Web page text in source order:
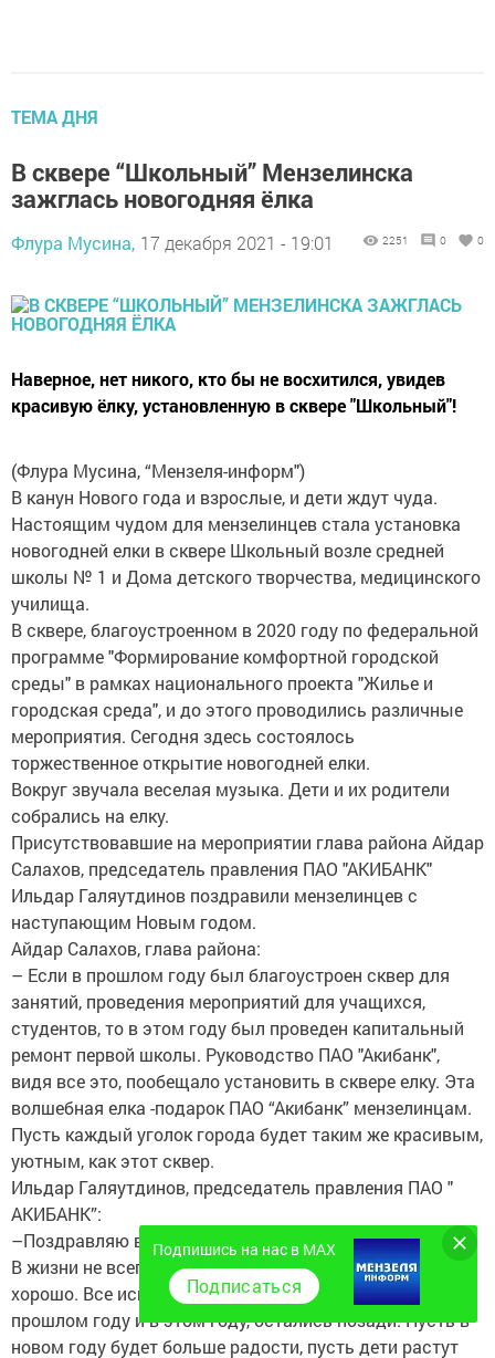
ТЕМА ДНЯ
В сквере “Школьный” Мензелинска
зажглась новогодняя ёлка
Флура Мусина, 17 декабря 2021 - 19:01 2251 0 0
Наверное, нет никого, кто бы не восхитился, увидев
красивую ёлку, установленную в сквере "Школьный"!
(Флура Мусина, “Мензеля-информ")
В канун Нового года и взрослые, и дети ждут чуда.
Настоящим чудом для мензелинцев стала установка
новогодней елки в сквере Школьный возле средней
школы № 1 и Дома детского творчества, медицинского
училища.
В сквере, благоустроенном в 2020 году по федеральной
программе "Формирование комфортной городской
среды" в рамках национального проекта "Жилье и
городская среда", и до этого проводились различные
мероприятия. Сегодня здесь состоялось
торжественное открытие новогодней елки.
Вокруг звучала веселая музыка. Дети и их родители
собрались на елку.
Присутствовавшие на мероприятии глава района Айдар
Салахов, председатель правления ПАО "АКИБАНК"
Ильдар Галяутдинов поздравили мензелинцев с
наступающим Новым годом.
Айдар Салахов, глава района:
– Если в прошлом году был благоустроен сквер для
занятий, проведения мероприятий для учащихся,
студентов, то в этом году был проведен капитальный
ремонт первой школы. Руководство ПАО "Акибанк",
видя все это, пообещало установить в сквере елку. Эта
волшебная елка -подарок ПАО “Акибанк” мензелинцам.
Пусть каждый уголок города будет таким же красивым,
уютным, как этот сквер.
Ильдар Галяутдинов, председатель правления ПАО "
АКИБАНК”:
–Поздравляю всех вас с наступающим Новым годом.
В жизни не всегда все идеи гладко, не все получается
хорошо. Все испытания, которые мы прошли в
прошлом году и в этом году, остались позади. Пусть в
новом году будет больше радости, пусть дети растут
Подпишись на нас в MAX
Подписаться